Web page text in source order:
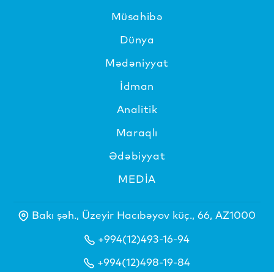
Müsahibə
Dünya
Mədəniyyat
İdman
Analitik
Maraqlı
Ədəbiyyat
MEDİA
Bakı şəh., Üzeyir Hacıbəyov küç., 66, AZ1000
+994(12)493-16-94
+994(12)498-19-84